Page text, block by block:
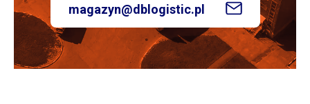
magazyn@dblogistic.pl